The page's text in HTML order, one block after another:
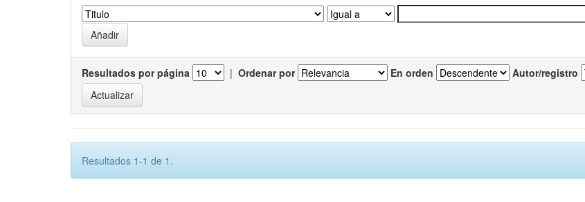
Resultados por página | Ordenar por En orden Autor/registro
Resultados 1-1 de 1.